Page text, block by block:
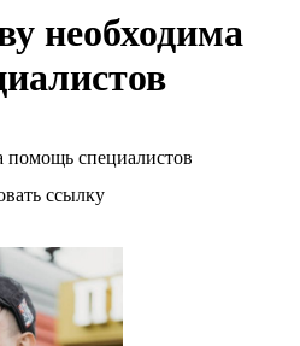
необходима
специалистов